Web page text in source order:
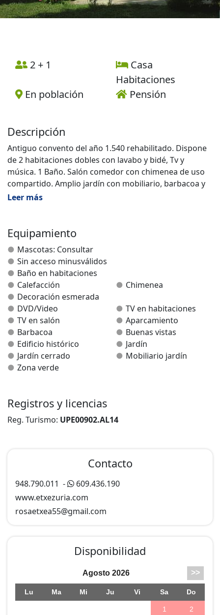
2 + 1
Casa
Habitaciones
En población
Pensión
Descripción
Antiguo convento del año 1.540 rehabilitado. Dispone
de 2 habitaciones dobles con lavabo y bidé, Tv y
música. 1 Baño. Salón comedor con chimenea de uso
compartido. Amplio jardín con mobiliario, barbacoa y
columpios. Venta de productos artesanos. On parle
Leer más
Equipamiento
Mascotas: Consultar
Sin acceso minusválidos
Baño en habitaciones
Calefacción
Chimenea
Decoración esmerada
DVD/Video
TV en habitaciones
TV en salón
Aparcamiento
Barbacoa
Buenas vistas
Edificio histórico
Jardín
Jardín cerrado
Mobiliario jardín
Zona verde
Registros y licencias
Reg. Turismo: UPE00902.AL14
Contacto
948.790.011 -
609.436.190
www.etxezuria.com
rosaetxea55@gmail.com
Disponibilidad